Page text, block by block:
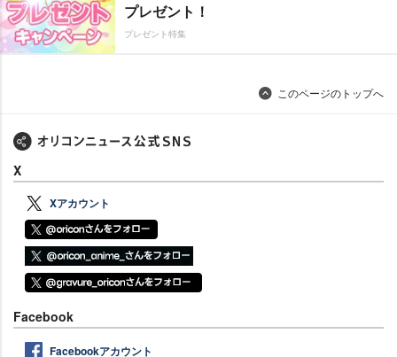
プレゼント！
プレゼント特集
このページのトップへ
X
Xアカウント
Facebook
Facebookアカウント